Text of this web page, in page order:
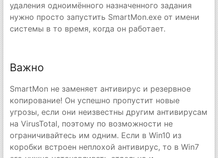
удаления одноимённого назначенного задания
нужно просто запустить SmartMon.exe от имени
системы в то время, когда он работает.
Важно
SmartMon не заменяет антивирус и резервное
копирование! Он успешно пропустит новые
угрозы, если они неизвестны другим антивирусам
на VirusTotal, поэтому по возможности не
ограничивайтесь им одним. Если в Win10 из
коробки встроен неплохой антивирус, то в Win7